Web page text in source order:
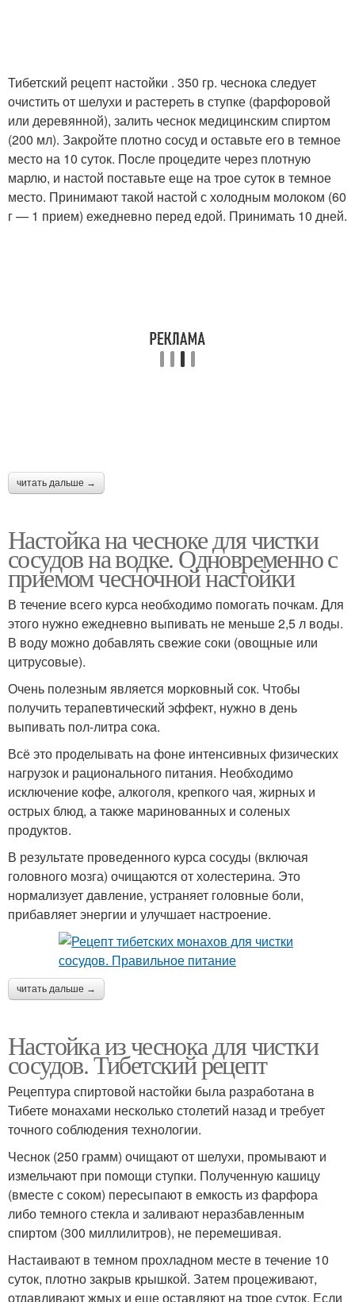
Тибетский рецепт настойки . 350 гр. чеснока следует
очистить от шелухи и растереть в ступке (фарфоровой
или деревянной), залить чеснок медицинским спиртом
(200 мл). Закройте плотно сосуд и оставьте его в темное
место на 10 суток. После процедите через плотную
марлю, и настой поставьте еще на трое суток в темное
место. Принимают такой настой с холодным молоком (60
г — 1 прием) ежедневно перед едой. Принимать 10 дней.
читать дальше →
Настойка на чесноке для чистки
сосудов на водке. Одновременно с
приемом чесночной настойки
В течение всего курса необходимо помогать почкам. Для
этого нужно ежедневно выпивать не меньше 2,5 л воды.
В воду можно добавлять свежие соки (овощные или
цитрусовые).
Очень полезным является морковный сок. Чтобы
получить терапевтический эффект, нужно в день
выпивать пол-литра сока.
Всё это проделывать на фоне интенсивных физических
нагрузок и рационального питания. Необходимо
исключение кофе, алкоголя, крепкого чая, жирных и
острых блюд, а также маринованных и соленых
продуктов.
В результате проведенного курса сосуды (включая
головного мозга) очищаются от холестерина. Это
нормализует давление, устраняет головные боли,
прибавляет энергии и улучшает настроение.
читать дальше →
Настойка из чеснока для чистки
сосудов. Тибетский рецепт
Рецептура спиртовой настойки была разработана в
Тибете монахами несколько столетий назад и требует
точного соблюдения технологии.
Чеснок (250 грамм) очищают от шелухи, промывают и
измельчают при помощи ступки. Полученную кашицу
(вместе с соком) пересыпают в емкость из фарфора
либо темного стекла и заливают неразбавленным
спиртом (300 миллилитров), не перемешивая.
Настаивают в темном прохладном месте в течение 10
суток, плотно закрыв крышкой. Затем процеживают,
отдавливают жмых и еще оставляют на трое суток. Если